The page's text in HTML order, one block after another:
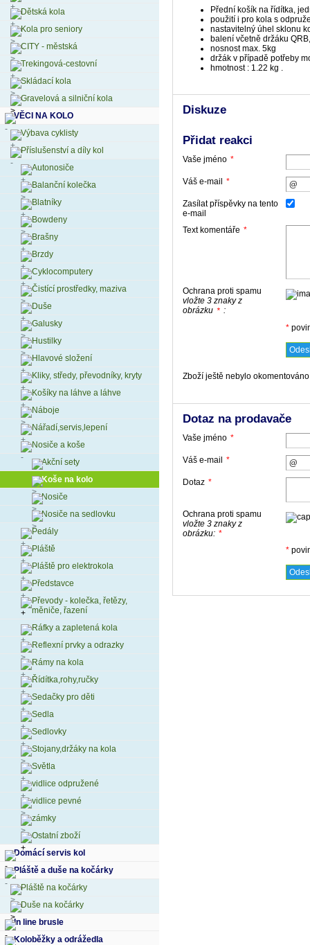
Přední košík na řídítka,
použití i pro kola s
nastavitelný úhel sklonu
balení včetně držáku QRB,
nosnost max. 5kg
držák v případě potřeby
hmotnost : 1.22 kg .
Diskuze
Přidat reakci
Vaše jméno *
Váš e-mail *
Zasílat příspěvky na tento
e-mail
Text komentáře *
Ochrana proti spamu
vložte 3 znaky z
obrázku * :
*
Zboží ještě nebylo
Dotaz na prodavače
Vaše jméno *
Váš e-mail *
Dotaz *
Ochrana proti spamu
vložte 3 znaky z
obrázku: *
*
Dětská kola
Kola pro seniory
CITY - městská
Trekingová-cestovní
Skládací kola
Gravelová a silniční kola
VĚCI NA KOLO
Výbava cyklisty
Příslušenství a díly kol
Autonosiče
Balanční kolečka
Blatníky
Bowdeny
Brašny
Brzdy
Cyklocomputery
Čistící prostředky, maziva
Duše
Galusky
Hustilky
Hlavové složení
Kliky, středy, převodníky, kryty
Košíky na láhve a láhve
Náboje
Nářadí,servis,lepení
Nosiče a koše
Akční sety
Koše na kolo
Nosiče
Nosiče na sedlovku
Pedály
Pláště
Pláště pro elektrokola
Představce
Převody - kolečka, řetězy,
měniče, řazení
Ráfky a zapletená kola
Reflexní prvky a odrazky
Rámy na kola
Řídítka,rohy,ručky
Sedačky pro děti
Sedla
Sedlovky
Stojany,držáky na kola
Světla
vidlice odpružené
vidlice pevné
zámky
Ostatní zboží
Domácí servis kol
Pláště a duše na kočárky
Pláště na kočárky
Duše na kočárky
In line brusle
Koloběžky a odrážedla